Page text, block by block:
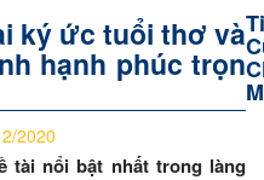
ký ức tuổi thơ và
hạnh phúc trọn
2020
tài nổi bật nhất trong làng